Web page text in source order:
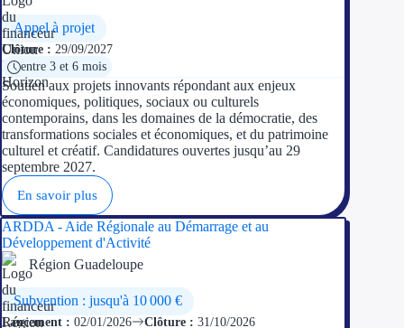
Contactez-nous
Appel à projet
Clôture : 29/09/2027
entre 3 et 6 mois
Soutien aux projets innovants répondant aux enjeux
économiques, politiques, sociaux ou culturels
contemporains, dans les domaines de la démocratie, des
transformations sociales et économiques, et du patrimoine
culturel et créatif. Candidatures ouvertes jusqu’au 29
septembre 2027.
En savoir plus
ARDDA - Aide Régionale au Démarrage et au
Développement d'Activité
Région Guadeloupe
Subvention : jusqu'à 10 000 €
Lancement : 02/01/2026 Clôture : 31/10/2026